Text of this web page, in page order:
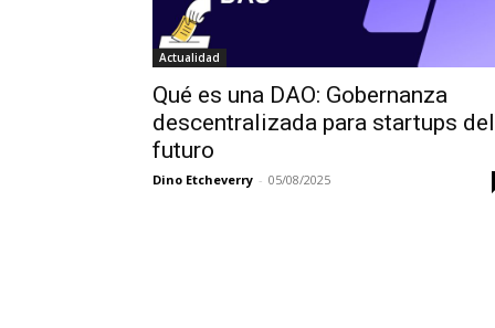
Actualidad
Qué es una DAO: Gobernanza
descentralizada para startups del
futuro
Dino Etcheverry - 05/08/2025